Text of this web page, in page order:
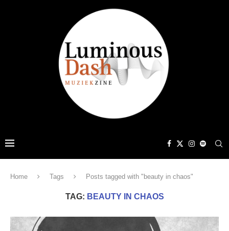
Home Tags Posts tagged with "beauty in chaos"
TAG: BEAUTY IN CHAOS